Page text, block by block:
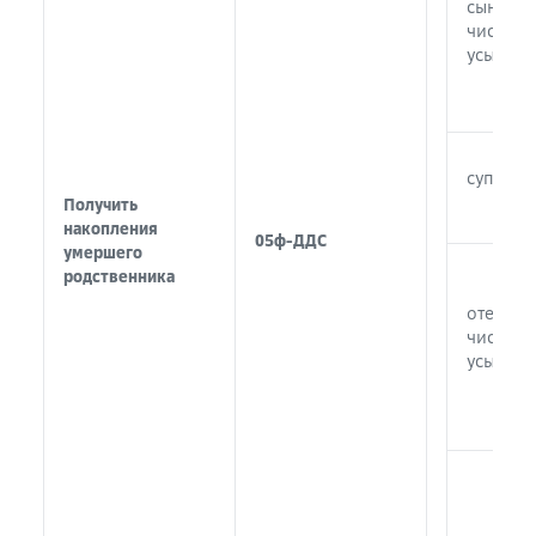
Получить
накопления
умершего
родственника
05ф-ДДС
сын,
числе
супруг,
отец,
числе